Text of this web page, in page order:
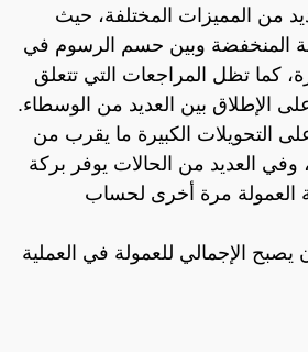
من المميزات المختلفة، حيث
المنخفضة وبين حسم الرسوم في
كما تظل المراجعات التي تتعلق
الإطلاق بين العديد من الوسطاء.
التحويلات الكبيرة ما يقرب من
دولار، وفي العديد من الحالات يوفر بركة
العمولة مرة أخرى لحساب
يصبح الإجمالي للعمولة في العملية